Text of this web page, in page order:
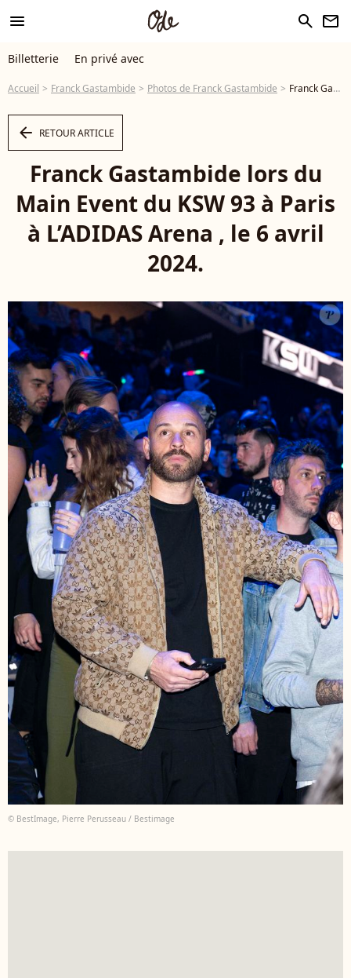
menu search newsletter
Billetterie En privé avec
Accueil Franck Gastambide Photos de Franck Gastambide Franck Gastambide lors du Main Event du KSW 93 à Paris à L’ADIDAS Arena , le 6 avril 2024. © Pierre Perusseau / Bestimage - Photo
arrow_left RETOUR ARTICLE
Franck Gastambide lors du
Main Event du KSW 93 à Paris
à L’ADIDAS Arena , le 6 avril
2024.
© BestImage, Pierre Perusseau / Bestimage